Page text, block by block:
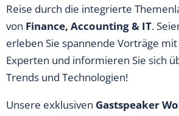
Reise durch die integrierte
von Finance, Accounting & IT.
erleben Sie spannende Vorträge
Experten und informieren Sie sich
Trends und Technologien!
Unsere exklusiven Gastspeaker